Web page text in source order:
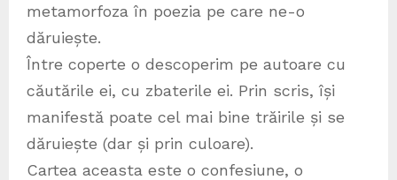
metamorfoza în poezia pe care ne-o
dăruiește.
Între coperte o descoperim pe autoare cu
căutările ei, cu zbaterile ei. Prin scris, își
manifestă poate cel mai bine trăirile și se
dăruiește (dar și prin culoare).
Cartea aceasta este o confesiune, o